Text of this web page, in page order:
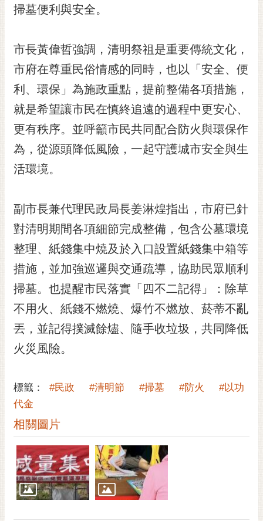
RSS
閱
電
子
報
市
信
箱
English
本
隱
權
及
安
全
政
策
資
料
開
放
宣
告
市
府
掃墓便利與安全。
市長黃偉哲強調，清明祭祖是重要傳統文化，
市府在尊重民俗情感的同時，也以「安全、便
利、環保」為施政重點，提前整備各項措施，
就是希望讓市民在慎終追遠的過程中更安心、
更有秩序。並呼籲市民共同配合防火與環保作
為，從源頭降低風險，一起守護城市安全與生
活環境。
副市長兼代理民政局長姜淋煌指出，市府已針
對清明期間各項細節完成整備，包含公墓環境
整理、紙錢集中燒及於入口設置紙錢集中箱等
措施，並加強巡邏與交通疏導，協助民眾順利
掃墓。也提醒市民落實「四不二記得」：除草
不用火、紙錢不燃燒、爆竹不燃放、菸蒂不亂
丟，並記得撲滅餘燼、隨手收垃圾，共同降低
火災風險。
標籤： #民政 #清明節 #掃墓 #防火
#以功
代金
相關圖片